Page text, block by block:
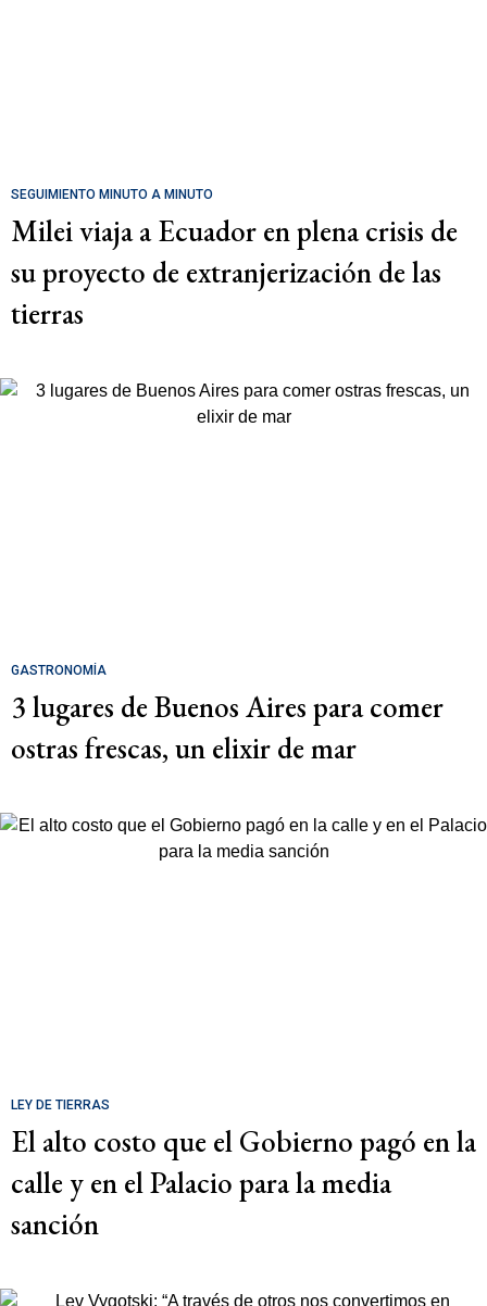
SEGUIMIENTO MINUTO A MINUTO
Milei viaja a Ecuador en plena crisis de
su proyecto de extranjerización de las
tierras
GASTRONOMÍA
3 lugares de Buenos Aires para comer
ostras frescas, un elixir de mar
LEY DE TIERRAS
El alto costo que el Gobierno pagó en la
calle y en el Palacio para la media
sanción